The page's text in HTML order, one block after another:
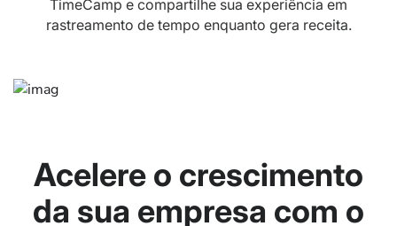
TimeCamp e compartilhe sua experiência em
rastreamento de tempo enquanto gera receita.
Acelere o crescimento
da sua empresa com o